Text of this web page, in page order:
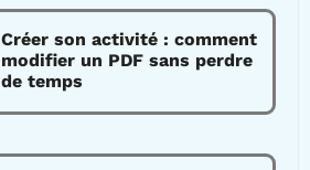
Créer son activité : comment
modifier un PDF sans perdre
de temps